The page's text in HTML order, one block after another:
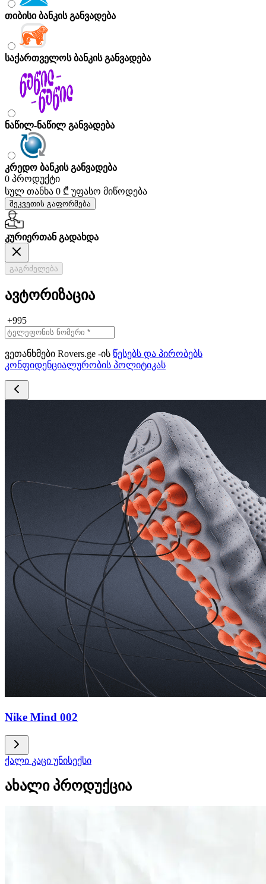
თიბისი ბანკის განვადება
საქართველოს ბანკის განვადება
ნაწილ-ნაწილ განვადება
კრედო ბანკის განვადება
0 პროდუქტი
სულ თანხა 0 ₾ უფასო მიწოდება
შეკვეთის გაფორმება
კურიერთან გადახდა
გაგრძელება
ავტორიზაცია
+995
ვეთანხმები Rovers.ge -ის წესებს და პირობებს
კონფიდენციალურობის პოლიტიკას
Nike Mind 002
ქალი კაცი უნისექსი
ახალი პროდუქცია